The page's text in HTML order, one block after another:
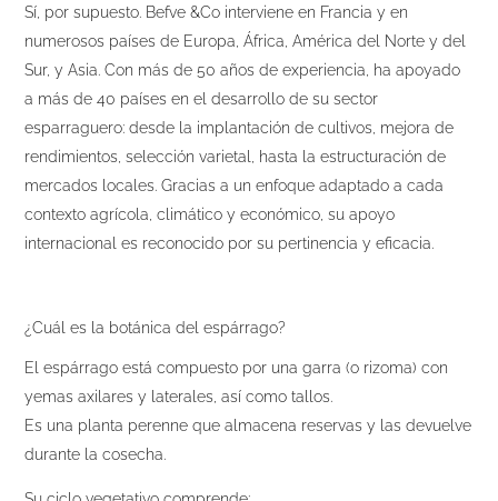
Sí, por supuesto. Befve &Co interviene en Francia y en
numerosos países de Europa, África, América del Norte y del
Sur, y Asia. Con más de 50 años de experiencia, ha apoyado
a más de 40 países en el desarrollo de su sector
esparraguero: desde la implantación de cultivos, mejora de
rendimientos, selección varietal, hasta la estructuración de
mercados locales. Gracias a un enfoque adaptado a cada
contexto agrícola, climático y económico, su apoyo
internacional es reconocido por su pertinencia y eficacia.
¿Cuál es la botánica del espárrago?
El espárrago está compuesto por una garra (o rizoma) con
yemas axilares y laterales, así como tallos.
Es una planta perenne que almacena reservas y las devuelve
durante la cosecha.